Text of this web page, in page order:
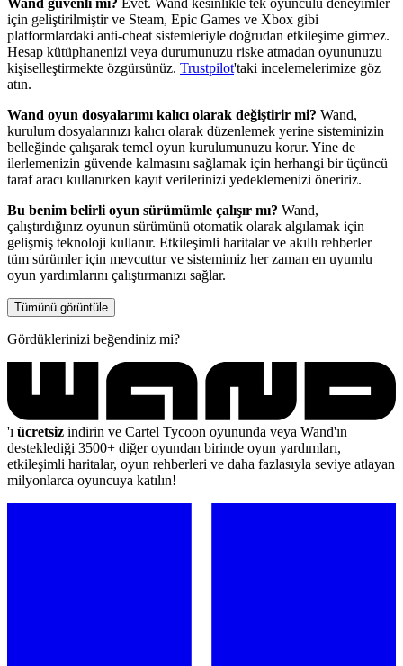
için geliştirilmiştir ve Steam, Epic Games ve Xbox gibi
platformlardaki anti-cheat sistemleriyle doğrudan etkileşime girmez.
Hesap kütüphanenizi veya durumunuzu riske atmadan oyununuzu
kişiselleştirmekte özgürsünüz. Trustpilot'taki incelemelerimize göz
atın.
Wand oyun dosyalarımı kalıcı olarak değiştirir mi? Wand,
kurulum dosyalarınızı kalıcı olarak düzenlemek yerine sisteminizin
belleğinde çalışarak temel oyun kurulumunuzu korur. Yine de
ilerlemenizin güvende kalmasını sağlamak için herhangi bir üçüncü
taraf aracı kullanırken kayıt verilerinizi yedeklemenizi öneririz.
Bu benim belirli oyun sürümümle çalışır mı? Wand,
çalıştırdığınız oyunun sürümünü otomatik olarak algılamak için
gelişmiş teknoloji kullanır. Etkileşimli haritalar ve akıllı rehberler
tüm sürümler için mevcuttur ve sistemimiz her zaman en uyumlu
oyun yardımlarını çalıştırmanızı sağlar.
Tümünü görüntüle
Gördüklerinizi beğendiniz mi?
'ı ücretsiz indirin ve Cartel Tycoon oyununda veya Wand'ın
desteklediği 3500+ diğer oyundan birinde oyun yardımları,
etkileşimli haritalar, oyun rehberleri ve daha fazlasıyla seviye atlayan
milyonlarca oyuncuya katılın!